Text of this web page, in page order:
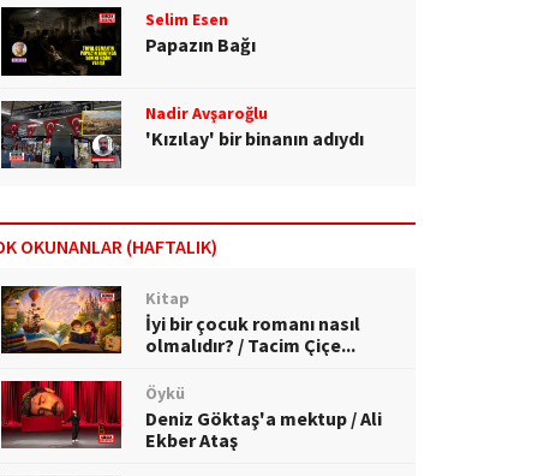
Selim Esen
Papazın Bağı
Nadir Avşaroğlu
'Kızılay' bir binanın adıydı
OKUNANLAR (HAFTALIK)
Kitap
İyi bir çocuk romanı nasıl
olmalıdır? / Tacim Çiçe...
Öykü
Deniz Göktaş'a mektup / Ali
Ekber Ataş